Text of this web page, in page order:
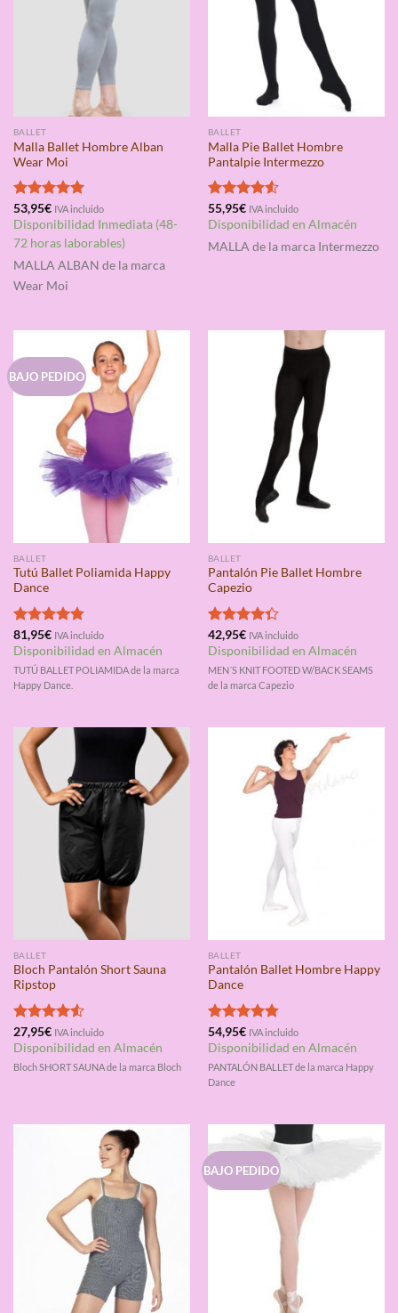
BALLET
Malla Ballet Hombre Alban
Wear Moi
Valorado
con5.00
de 5
53,95€ IVA incluido
Disponibilidad Inmediata (48-
72 horas laborables)
MALLA ALBAN de la marca
Wear Moi
BALLET
Malla Pie Ballet Hombre
Pantalpie Intermezzo
Valorado
con4.50
55,95€ IVA incluido
Disponibilidad en Almacén
MALLA de la marca Intermezzo
BAJO PEDIDO
BALLET
Tutú Ballet Poliamida Happy
Dance
Valorado
con4.75
de 5
81,95€ IVA incluido
Disponibilidad en Almacén
TUTÚ BALLET POLIAMIDA de la marca
Happy Dance.
BALLET
Pantalón Pie Ballet Hombre
Capezio
Valorado
con4.33
42,95€ IVA incluido
Disponibilidad en Almacén
MEN´S KNIT FOOTED W/BACK SEAMS
de la marca Capezio
BALLET
Bloch Pantalón Short Sauna
Ripstop
Valorado
con4.50
de 5
27,95€ IVA incluido
Disponibilidad en Almacén
Bloch SHORT SAUNA de la marca Bloch
BALLET
Pantalón Ballet Hombre Happy
Dance
Valorado
con4.75
54,95€ IVA incluido
Disponibilidad en Almacén
PANTALÓN BALLET de la marca Happy
Dance
BAJO PEDIDO